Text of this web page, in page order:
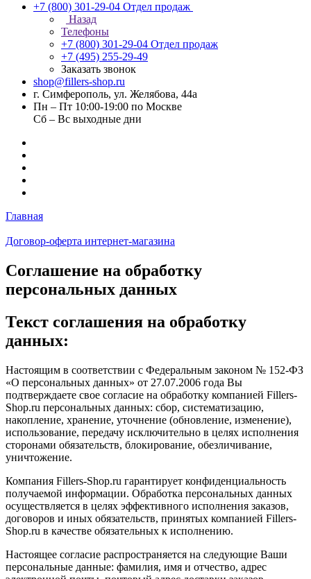
+7 (800) 301-29-04 Отдел продаж
Назад
Телефоны
+7 (800) 301-29-04 Отдел продаж
+7 (495) 255-29-49
Заказать звонок
shop@fillers-shop.ru
г. Симферополь, ул. Желябова, 44а
Пн – Пт 10:00-19:00 по Москве
Сб – Вс выходные дни
Главная
Договор-оферта интернет-магазина
Соглашение на обработку
персональных данных
Текст соглашения на обработку
данных:
Настоящим в соответствии с Федеральным законом № 152-ФЗ
«О персональных данных» от 27.07.2006 года Вы
подтверждаете свое согласие на обработку компанией Fillers-
Shop.ru персональных данных: сбор, систематизацию,
накопление, хранение, уточнение (обновление, изменение),
использование, передачу исключительно в целях исполнения
сторонами обязательств, блокирование, обезличивание,
уничтожение.
Компания Fillers-Shop.ru гарантирует конфиденциальность
получаемой информации. Обработка персональных данных
осуществляется в целях эффективного исполнения заказов,
договоров и иных обязательств, принятых компанией Fillers-
Shop.ru в качестве обязательных к исполнению.
Настоящее согласие распространяется на следующие Ваши
персональные данные: фамилия, имя и отчество, адрес